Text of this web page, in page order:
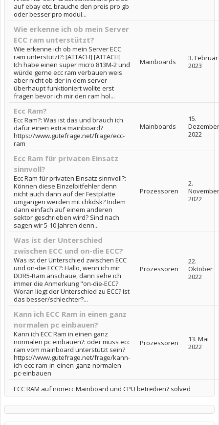
auf ebay etc. brauche den preis pro gb
oder besser pro modul...
Wie erkenne ich ob mein Server
ECC ram unterstützt?
Wie erkenne ich ob mein Server ECC
ram unterstützt?: [ATTACH] [ATTACH]
Ich habe einen super micro 813M-2 und
würde gerne ecc ram verbauen weis
aber nicht ob der in dem server
überhaupt funktioniert wollte erst
fragen bevor ich mir den ram hol...
Mainboards
3. Februar
2023
Ecc Ram?
Ecc Ram?: Was ist das und brauch ich
dafür einen extra mainboard?
https://www.gutefrage.net/frage/ecc-
ram
Mainboards
15.
Dezember
2022
Ecc Ram für privaten Einsatz
sinnvoll?
Ecc Ram für privaten Einsatz sinnvoll?:
Können diese Einzelbitfehler denn
nicht auch dann auf der Festplatte
umgangen werden mit chkdsk? Indem
dann einfach auf einem anderen
sektor geschrieben wird? Sind nach
sagen wir 5-10 Jahren denn...
Prozessoren
2.
November
2022
Was ist der Unterschied
zwischen ECC und on-die ECC?
Was ist der Unterschied zwischen ECC
und on-die ECC?: Hallo, wenn ich mir
DDR5-Ram anschaue, dann sehe ich
immer die Anmerkung "on-die-ECC?
Woran liegt der Unterschied zu ECC? Ist
das besser/schlechter?...
Prozessoren
22.
Oktober
2022
Kann ich ECC Ram in einen ganz
normalen pc einbauen?
Kann ich ECC Ram in einen ganz
normalen pc einbauen?: oder muss ecc
ram vom mainboard unterstützt sein?
https://www.gutefrage.net/frage/kann-
ich-ecc-ram-in-einen-ganz-normalen-
pc-einbauen
Prozessoren
13. Mai
2022
ECC RAM auf nonecc Mainboard und CPU betreiben? solved